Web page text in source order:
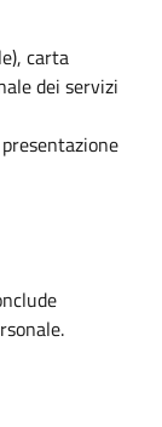
carta
dei servizi